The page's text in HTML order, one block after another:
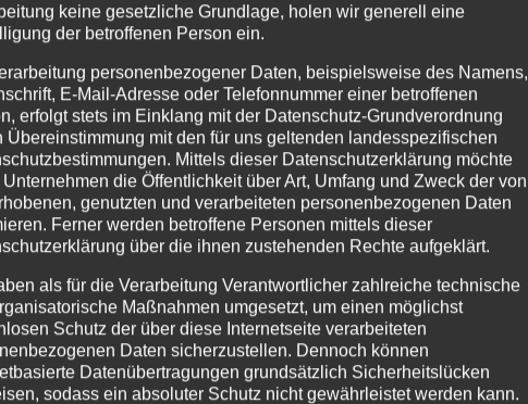
keine gesetzliche Grundlage, holen wir generell eine
der betroffenen Person ein.
personenbezogener Daten, beispielsweise des Namens,
E-Mail-Adresse oder Telefonnummer einer betroffenen
erfolgt stets im Einklang mit der Datenschutz-Grundverordnung
Übereinstimmung mit den für uns geltenden landesspezifischen
Mittels dieser Datenschutzerklärung möchte
die Öffentlichkeit über Art, Umfang und Zweck der von
genutzten und verarbeiteten personenbezogenen Daten
Ferner werden betroffene Personen mittels dieser
über die ihnen zustehenden Rechte aufgeklärt.
als für die Verarbeitung Verantwortlicher zahlreiche technische
Maßnahmen umgesetzt, um einen möglichst
Schutz der über diese Internetseite verarbeiteten
Daten sicherzustellen. Dennoch können
Datenübertragungen grundsätzlich Sicherheitslücken
sodass ein absoluter Schutz nicht gewährleistet werden kann.